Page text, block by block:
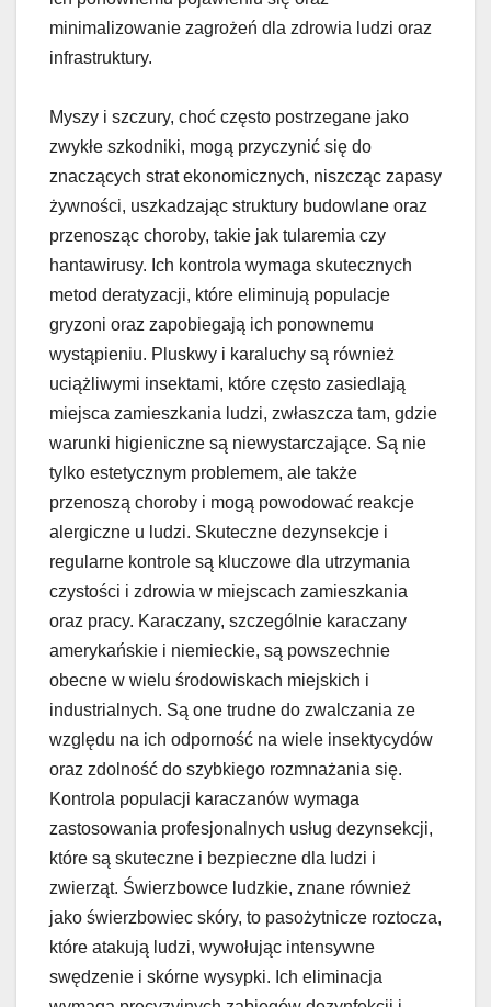
minimalizowanie zagrożeń dla zdrowia ludzi oraz
infrastruktury.
Myszy i szczury, choć często postrzegane jako
zwykłe szkodniki, mogą przyczynić się do
znaczących strat ekonomicznych, niszcząc zapasy
żywności, uszkadzając struktury budowlane oraz
przenosząc choroby, takie jak tularemia czy
hantawirusy. Ich kontrola wymaga skutecznych
metod deratyzacji, które eliminują populacje
gryzoni oraz zapobiegają ich ponownemu
wystąpieniu. Pluskwy i karaluchy są również
uciążliwymi insektami, które często zasiedlają
miejsca zamieszkania ludzi, zwłaszcza tam, gdzie
warunki higieniczne są niewystarczające. Są nie
tylko estetycznym problemem, ale także
przenoszą choroby i mogą powodować reakcje
alergiczne u ludzi. Skuteczne dezynsekcje i
regularne kontrole są kluczowe dla utrzymania
czystości i zdrowia w miejscach zamieszkania
oraz pracy. Karaczany, szczególnie karaczany
amerykańskie i niemieckie, są powszechnie
obecne w wielu środowiskach miejskich i
industrialnych. Są one trudne do zwalczania ze
względu na ich odporność na wiele insektycydów
oraz zdolność do szybkiego rozmnażania się.
Kontrola populacji karaczanów wymaga
zastosowania profesjonalnych usług dezynsekcji,
które są skuteczne i bezpieczne dla ludzi i
zwierząt. Świerzbowce ludzkie, znane również
jako świerzbowiec skóry, to pasożytnicze roztocza,
które atakują ludzi, wywołując intensywne
swędzenie i skórne wysypki. Ich eliminacja